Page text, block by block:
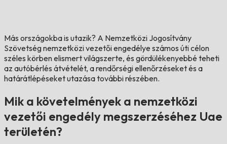
Más országokba is utazik? A Nemzetközi Jogosítvány
Szövetség nemzetközi vezetői engedélye számos úti célon
széles körben elismert világszerte, és gördülékenyebbé teheti
az autóbérlés átvételét, a rendőrségi ellenőrzéseket és a
határátlépéseket utazása további részében.
Mik a követelmények a nemzetközi
vezetői engedély megszerzéséhez Uae
területén?